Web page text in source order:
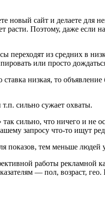
новый сайт и делаете для
расти. Поэтому, даже
переходят из средних в
или просто
низкая, то
сильно сужает охваты.
сильно, что ничего и не
запросу что-то ищут
показов, тем меньше людей
работы рекламной
— пол, возраст,